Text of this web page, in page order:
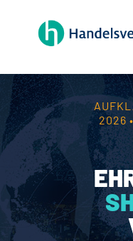
Themen
Mitgliedschaft
Partner
News
Handelsjournal
2026